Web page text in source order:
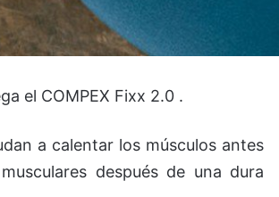
el COMPEX Fixx 2.0 .
a calentar los músculos antes
después de una dura